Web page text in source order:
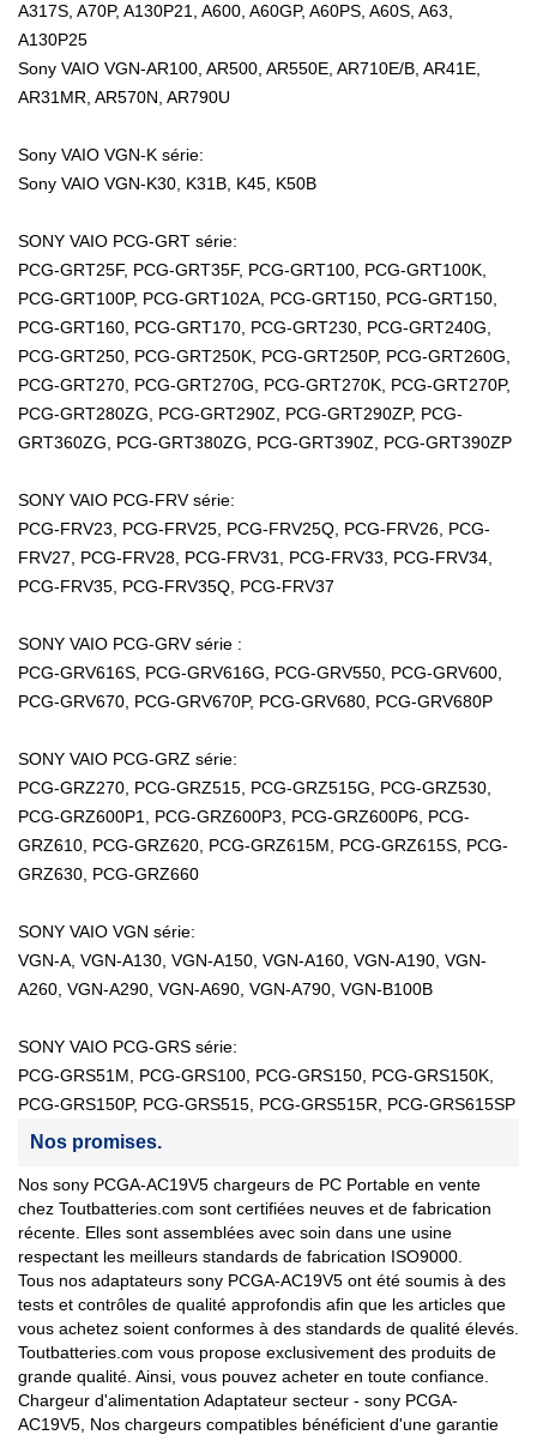
A317S, A70P, A130P21, A600, A60GP, A60PS, A60S, A63,
A130P25
Sony VAIO VGN-AR100, AR500, AR550E, AR710E/B, AR41E,
AR31MR, AR570N, AR790U
Sony VAIO VGN-K série:
Sony VAIO VGN-K30, K31B, K45, K50B
SONY VAIO PCG-GRT série:
PCG-GRT25F, PCG-GRT35F, PCG-GRT100, PCG-GRT100K,
PCG-GRT100P, PCG-GRT102A, PCG-GRT150, PCG-GRT150,
PCG-GRT160, PCG-GRT170, PCG-GRT230, PCG-GRT240G,
PCG-GRT250, PCG-GRT250K, PCG-GRT250P, PCG-GRT260G,
PCG-GRT270, PCG-GRT270G, PCG-GRT270K, PCG-GRT270P,
PCG-GRT280ZG, PCG-GRT290Z, PCG-GRT290ZP, PCG-
GRT360ZG, PCG-GRT380ZG, PCG-GRT390Z, PCG-GRT390ZP
SONY VAIO PCG-FRV série:
PCG-FRV23, PCG-FRV25, PCG-FRV25Q, PCG-FRV26, PCG-
FRV27, PCG-FRV28, PCG-FRV31, PCG-FRV33, PCG-FRV34,
PCG-FRV35, PCG-FRV35Q, PCG-FRV37
SONY VAIO PCG-GRV série :
PCG-GRV616S, PCG-GRV616G, PCG-GRV550, PCG-GRV600,
PCG-GRV670, PCG-GRV670P, PCG-GRV680, PCG-GRV680P
SONY VAIO PCG-GRZ série:
PCG-GRZ270, PCG-GRZ515, PCG-GRZ515G, PCG-GRZ530,
PCG-GRZ600P1, PCG-GRZ600P3, PCG-GRZ600P6, PCG-
GRZ610, PCG-GRZ620, PCG-GRZ615M, PCG-GRZ615S, PCG-
GRZ630, PCG-GRZ660
SONY VAIO VGN série:
VGN-A, VGN-A130, VGN-A150, VGN-A160, VGN-A190, VGN-
A260, VGN-A290, VGN-A690, VGN-A790, VGN-B100B
SONY VAIO PCG-GRS série:
PCG-GRS51M, PCG-GRS100, PCG-GRS150, PCG-GRS150K,
PCG-GRS150P, PCG-GRS515, PCG-GRS515R, PCG-GRS615SP
Nos promises.
Nos sony PCGA-AC19V5 chargeurs de PC Portable en vente
chez Toutbatteries.com sont certifiées neuves et de fabrication
récente. Elles sont assemblées avec soin dans une usine
respectant les meilleurs standards de fabrication ISO9000.
Tous nos adaptateurs sony PCGA-AC19V5 ont été soumis à des
tests et contrôles de qualité approfondis afin que les articles que
vous achetez soient conformes à des standards de qualité élevés.
Toutbatteries.com vous propose exclusivement des produits de
grande qualité. Ainsi, vous pouvez acheter en toute confiance.
Chargeur d'alimentation Adaptateur secteur - sony PCGA-
AC19V5, Nos chargeurs compatibles bénéficient d'une garantie